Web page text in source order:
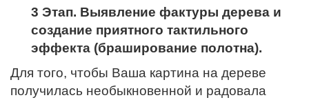
3 Этап. Выявление фактуры дерева и
создание приятного тактильного
эффекта (браширование полотна).
Для того, чтобы Ваша картина на дереве
получилась необыкновенной и радовала